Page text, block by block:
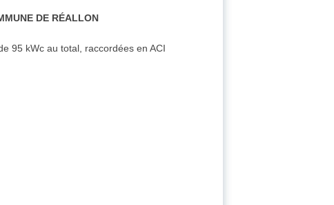
DE RÉALLON
95 kWc au total, raccordées en ACI